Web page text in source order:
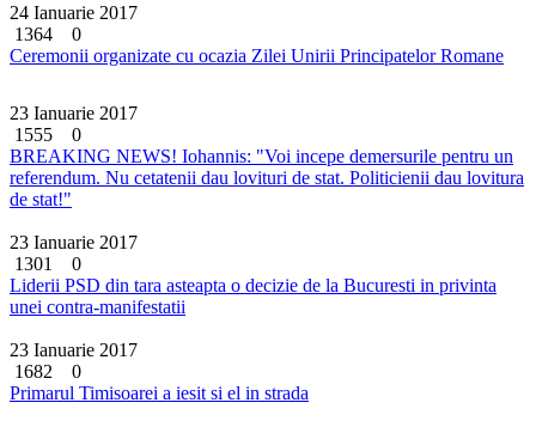
24 Ianuarie 2017
1364
0
Ceremonii organizate cu ocazia Zilei Unirii Principatelor Romane
23 Ianuarie 2017
1555
0
BREAKING NEWS! Iohannis: "Voi incepe demersurile pentru un
referendum. Nu cetatenii dau lovituri de stat. Politicienii dau lovitura
de stat!"
23 Ianuarie 2017
1301
0
Liderii PSD din tara asteapta o decizie de la Bucuresti in privinta
unei contra-manifestatii
23 Ianuarie 2017
1682
0
Primarul Timisoarei a iesit si el in strada